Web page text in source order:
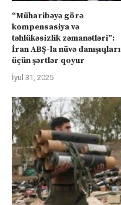
“Müharibəyə görə
kompensasiya və
təhlükəsizlik zəmanətləri”:
İran ABŞ-la nüvə danışıqları
üçün şərtlər qoyur
İyul 31, 2025